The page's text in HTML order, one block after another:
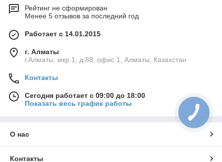
Рейтинг не сформирован
Менее 5 отзывов за последний год
Работает с 14.01.2015
г. Алматы
г.Алматы, мкр.1, д.88, офис 1, Алматы, Казахстан
Контакты
Сегодня работает с 09:00 до 18:00
Показать весь график работы
О нас
Контакты